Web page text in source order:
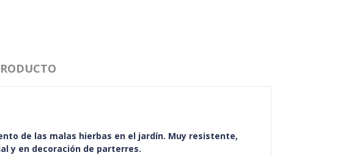
de las malas hierbas en el jardín. Muy resistente,
y en decoración de parterres.